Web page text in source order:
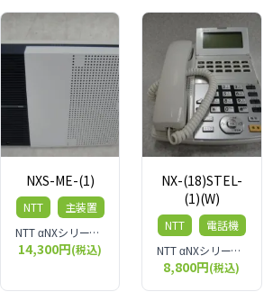
NXS-ME-(1)
NTT
主装置
NTT αNXシリーズ S型主装置
14,300円(税込)
NX-(18)STEL-
(1)(W)
NTT
電話機
NTT αNXシリーズ18ボタン スター回線用 標準電話機NX-18STEL-1W
8,800円(税込)